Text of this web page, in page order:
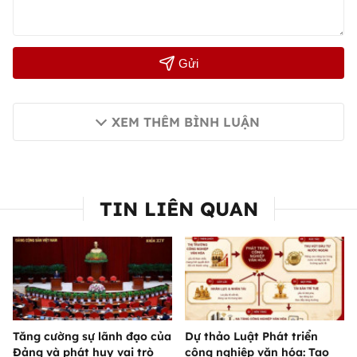
Gửi
XEM THÊM BÌNH LUẬN
TIN LIÊN QUAN
Tăng cường sự lãnh đạo của
Đảng và phát huy vai trò
Dự thảo Luật Phát triển
công nghiệp văn hóa: Tạo